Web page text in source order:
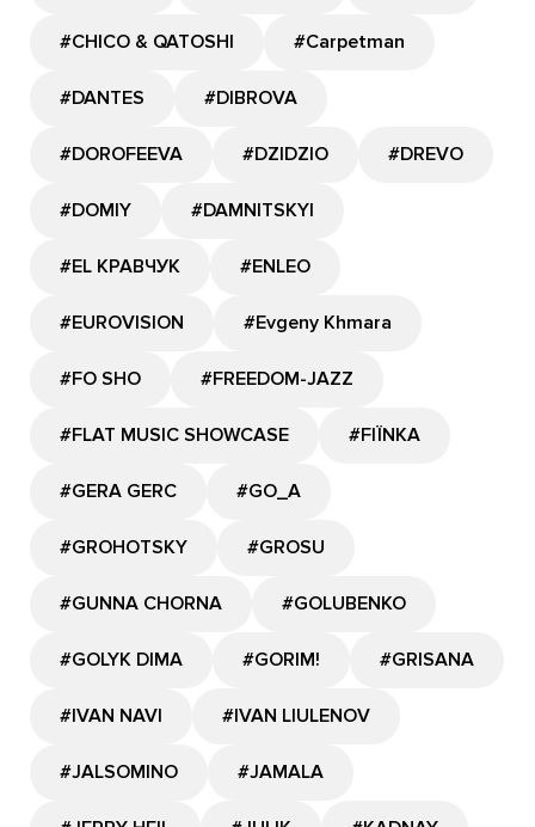
#CHICO & QATOSHI #Carpetman
#DANTES #DIBROVA
#DOROFEEVA #DZIDZIO #DREVO
#DOMIY #DAMNITSKYI
#EL КРАВЧУК #ENLEO
#EUROVISION #Evgeny Khmara
#FO SHO #FREEDOM-JAZZ
#FLAT MUSIC SHOWCASE #FIЇNKA
#GERA GERC #GО_A
#GROHOTSKY #GROSU
#GUNNA CHORNA #GOLUBENKO
#GOLYK DIMA #GORIM! #GRISANA
#IVAN NAVI #IVAN LIULENOV
#JALSOMINO #JAMALA